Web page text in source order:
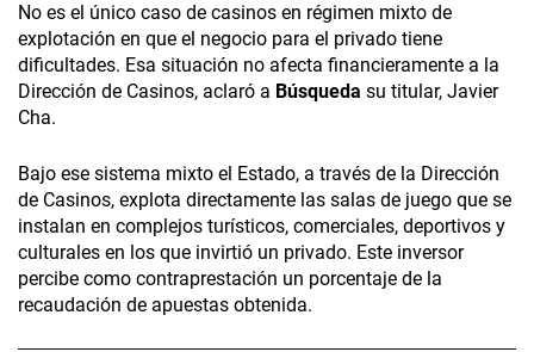
No es el único caso de casinos en régimen mixto de
explotación en que el negocio para el privado tiene
dificultades. Esa situación no afecta financieramente a la
Dirección de Casinos, aclaró a Búsqueda su titular, Javier
Cha.
Bajo ese sistema mixto el Estado, a través de la Dirección
de Casinos, explota directamente las salas de juego que se
instalan en complejos turísticos, comerciales, deportivos y
culturales en los que invirtió un privado. Este inversor
percibe como contraprestación un porcentaje de la
recaudación de apuestas obtenida.